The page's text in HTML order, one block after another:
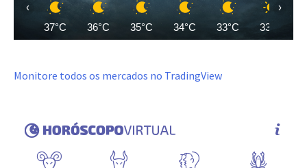
37°C 36°C 35°C 34°C 33°C 33°C
‹ ›
Monitore todos os mercados no TradingView